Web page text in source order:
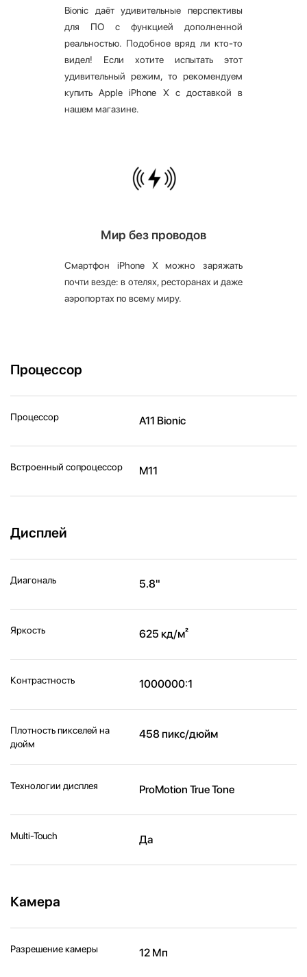
Bionic даёт удивительные перспективы
для ПО с функцией дополненной
реальностью. Подобное вряд ли кто-то
видел! Если хотите испытать этот
удивительный режим, то рекомендуем
купить Apple iPhone X с доставкой в
нашем магазине.
Мир без проводов
Смартфон iPhone X можно заряжать
почти везде: в отелях, ресторанах и даже
аэропортах по всему миру.
Процессор
Процессор A11 Bionic
Встроенный сопроцессор M11
Дисплей
Диагональ 5.8"
Яркость 625 кд/м²
Контрастность 1000000:1
Плотность пикселей на
дюйм
458 пикс/дюйм
Технологии дисплея ProMotion True Tone
Multi-Touch Да
Камера
Разрешение камеры 12 Мп